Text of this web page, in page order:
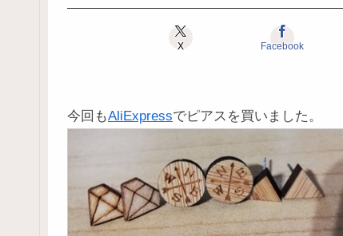
X Facebook
今回もAliExpressでピアスを買いました。